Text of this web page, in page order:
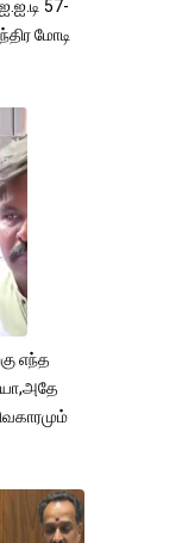
57-
மோடி
எந்த